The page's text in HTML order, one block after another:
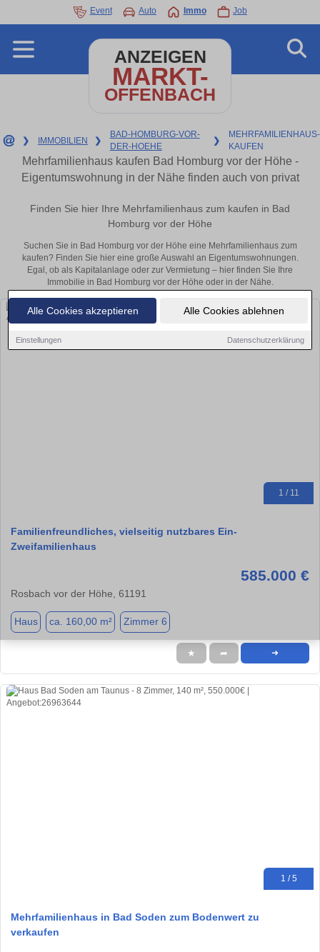
Alle Cookies akzeptieren Alle Cookies ablehnen
Einstellungen Datenschutzerklärung
Event Auto Immo Job
ANZEIGEN
MARKT-
OFFENBACH
❯ IMMOBILIEN ❯
BAD-HOMBURG-VOR-
DER-HOEHE
❯
MEHRFAMILIENHAUS-
KAUFEN
Mehrfamilienhaus kaufen Bad Homburg vor der Höhe -
Eigentumswohnung in der Nähe finden auch von privat
Finden Sie hier Ihre Mehrfamilienhaus zum kaufen in Bad
Homburg vor der Höhe
Suchen Sie in Bad Homburg vor der Höhe eine Mehrfamilienhaus zum
kaufen? Finden Sie hier eine große Auswahl an Eigentumswohnungen.
Egal, ob als Kapitalanlage oder zur Vermietung – hier finden Sie Ihre
Immobilie in Bad Homburg vor der Höhe oder in der Nähe.
1 / 11
Familienfreundliches, vielseitig nutzbares Ein-
Zweifamilienhaus
585.000 €
Rosbach vor der Höhe, 61191
Haus ca. 160,00 m² Zimmer 6
★ ➦ ➜
1 / 5
Mehrfamilienhaus in Bad Soden zum Bodenwert zu
verkaufen